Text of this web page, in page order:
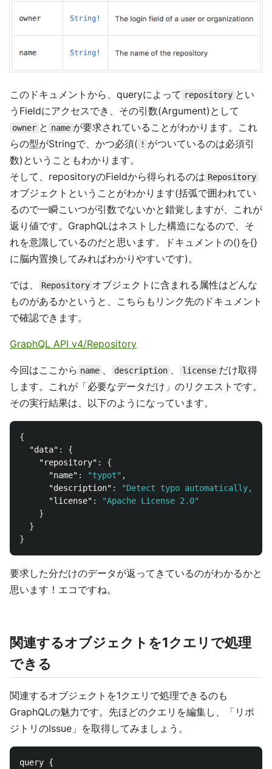
このドキュメントから、queryによって repository とい
うFieldにアクセスでき、その引数(Argument)として
owner と name が要求されていることがわかります。これ
らの型がStringで、かつ必須( ! がついているのは必須引
数)ということもわかります。
そして、repositoryのFieldから得られるのは Repository
オブジェクトということがわかります(括弧で囲われてい
るので一瞬こいつが引数でないかと錯覚しますが、これが
返り値です。GraphQLはネストした構造になるので、そ
れを意識しているのだと思います。ドキュメントの()を{}
に脳内置換してみればわかりやすいです)。
では、 Repository オブジェクトに含まれる属性はどんな
ものがあるかというと、こちらもリンク先のドキュメント
で確認できます。
GraphQL API v4/Repository
今回はここから name description license だけ取得
します。これが「必要なデータだけ」のリクエストです。
その実行結果は、以下のようになっています。
{
"data" :
{
"repository" :
{
"name" : "typot" ,
"description" :
"Detect typo automatically,
"license" :
"Apache License 2.0"
}
}
}
要求した分だけのデータが返ってきているのがわかるかと
思います！エコですね。
関連するオブジェクトを1クエリで処理
できる
関連するオブジェクトを1クエリで処理できるのも
GraphQLの魅力です。先ほどのクエリを編集し、「リポ
ジトリのIssue」を取得してみましょう。
query {